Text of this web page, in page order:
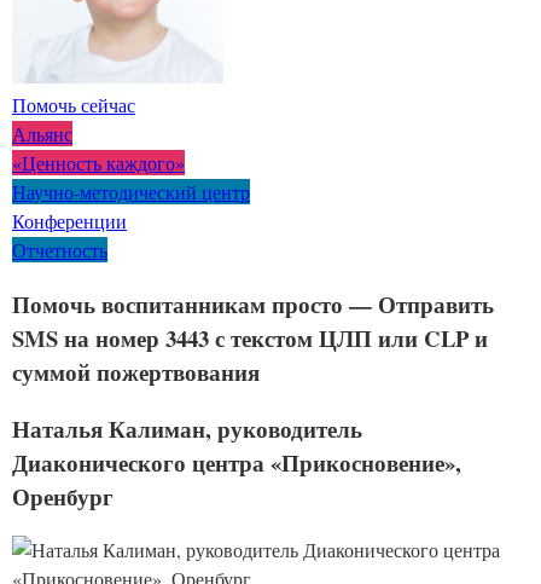
Помочь сейчас
Альянс
«Ценность каждого»
Научно-методический центр
Конференции
Отчетность
Помочь воспитанникам просто — Отправить
SMS на номер 3443 с текстом ЦЛП или CLP и
суммой пожертвования
Наталья Калиман, руководитель
Диаконического центра «Прикосновение»,
Оренбург